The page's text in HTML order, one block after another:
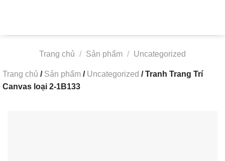
Trang chủ / Sản phẩm / Uncategorized
Trang chủ / Sản phẩm / Uncategorized /Tranh Trang Trí
Canvas loại 2-1B133